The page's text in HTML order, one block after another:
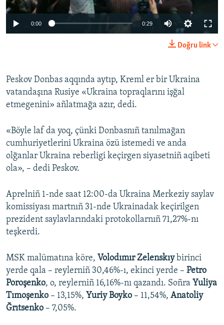
0:00 0:29
Doğru link
Peskov Donbas aqqında aytıp, Kreml er bir Ukraina
vatandaşına Rusiye «Ukraina topraqlarını işğal
etmegenini» añlatmağa azır, dedi.
«Böyle laf da yoq, çünki Donbasnıñ tanılmağan
cumhuriyetlerini Ukraina özü istemedi ve anda
olğanlar Ukraina reberligi keçirgen siyasetniñ aqibeti
ola», – dedi Peskov.
Aprelniñ 1-nde saat 12:00-da Ukraina Merkeziy saylav
komissiyası martnıñ 31-nde Ukrainadak keçirilgen
prezident saylavlarındaki protokollarnıñ 71,27%-nı
teşkerdi.
MSK malümatına köre, Volodımır Zelenskıy birinci
yerde qala – reylerniñ 30,46%-ı, ekinci yerde – Petro
Poroşenko, o, reylerniñ 16,16%-nı qazandı. Soñra Yuliya
Tımoşenko – 13,15%, Yuriy Boyko – 11,54%, Anatoliy
Ğrıtsenko – 7,05%.